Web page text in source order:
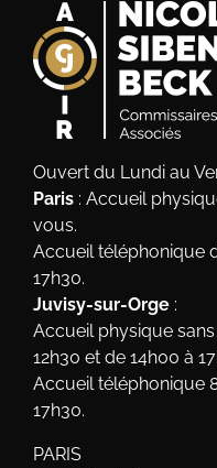
Ouvert du Lundi au
Paris : Accueil
vous.
Accueil téléphonique
17h30.
Juvisy-sur-Orge :
Accueil physique
12h30 et de 14h00 à
Accueil téléphonique
17h30.
PARIS